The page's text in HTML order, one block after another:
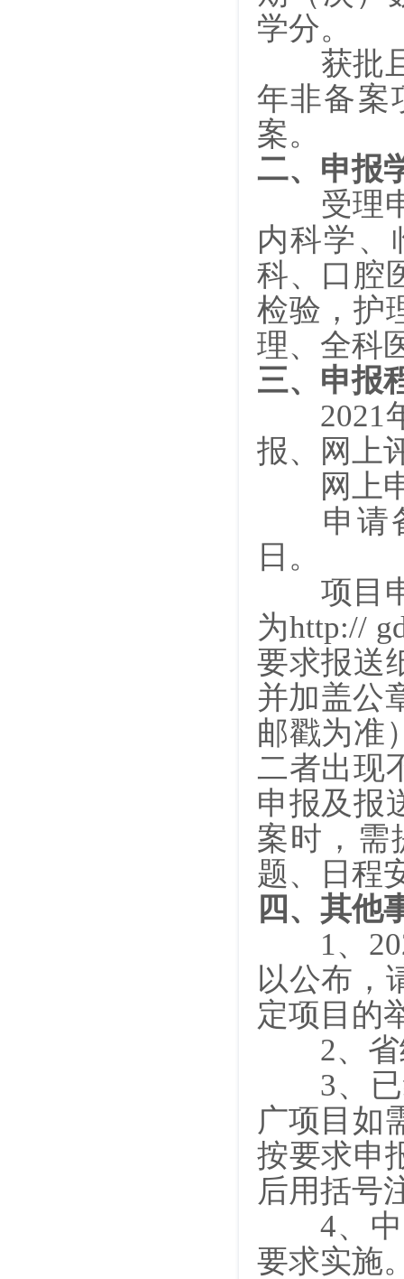
学分。
获批且
年非备案
案。
二、申报
受理申
内科学、
科、口腔
检验，护
理、全科
三、申报
2021
报、网上
网上申
申请备
日。
项目申
为http://
要求报送
并加盖公
邮戳为准
二者出现
申报及报
案时，需
题、日程
四、其他
1 、
以公布，
定项目的
2、
3、
广项目如
按要求申
后用括号
4、
要求实施